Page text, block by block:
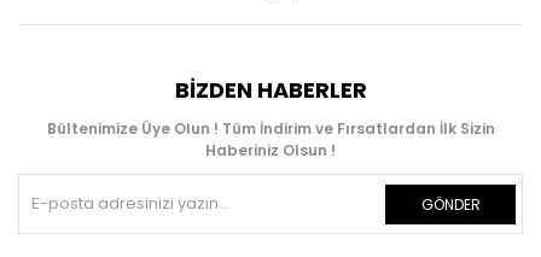
BIZDEN HABERLER
Bültenimize Üye Olun ! Tüm İndirim ve Fırsatlardan İlk Sizin
Haberiniz Olsun !
GÖNDER